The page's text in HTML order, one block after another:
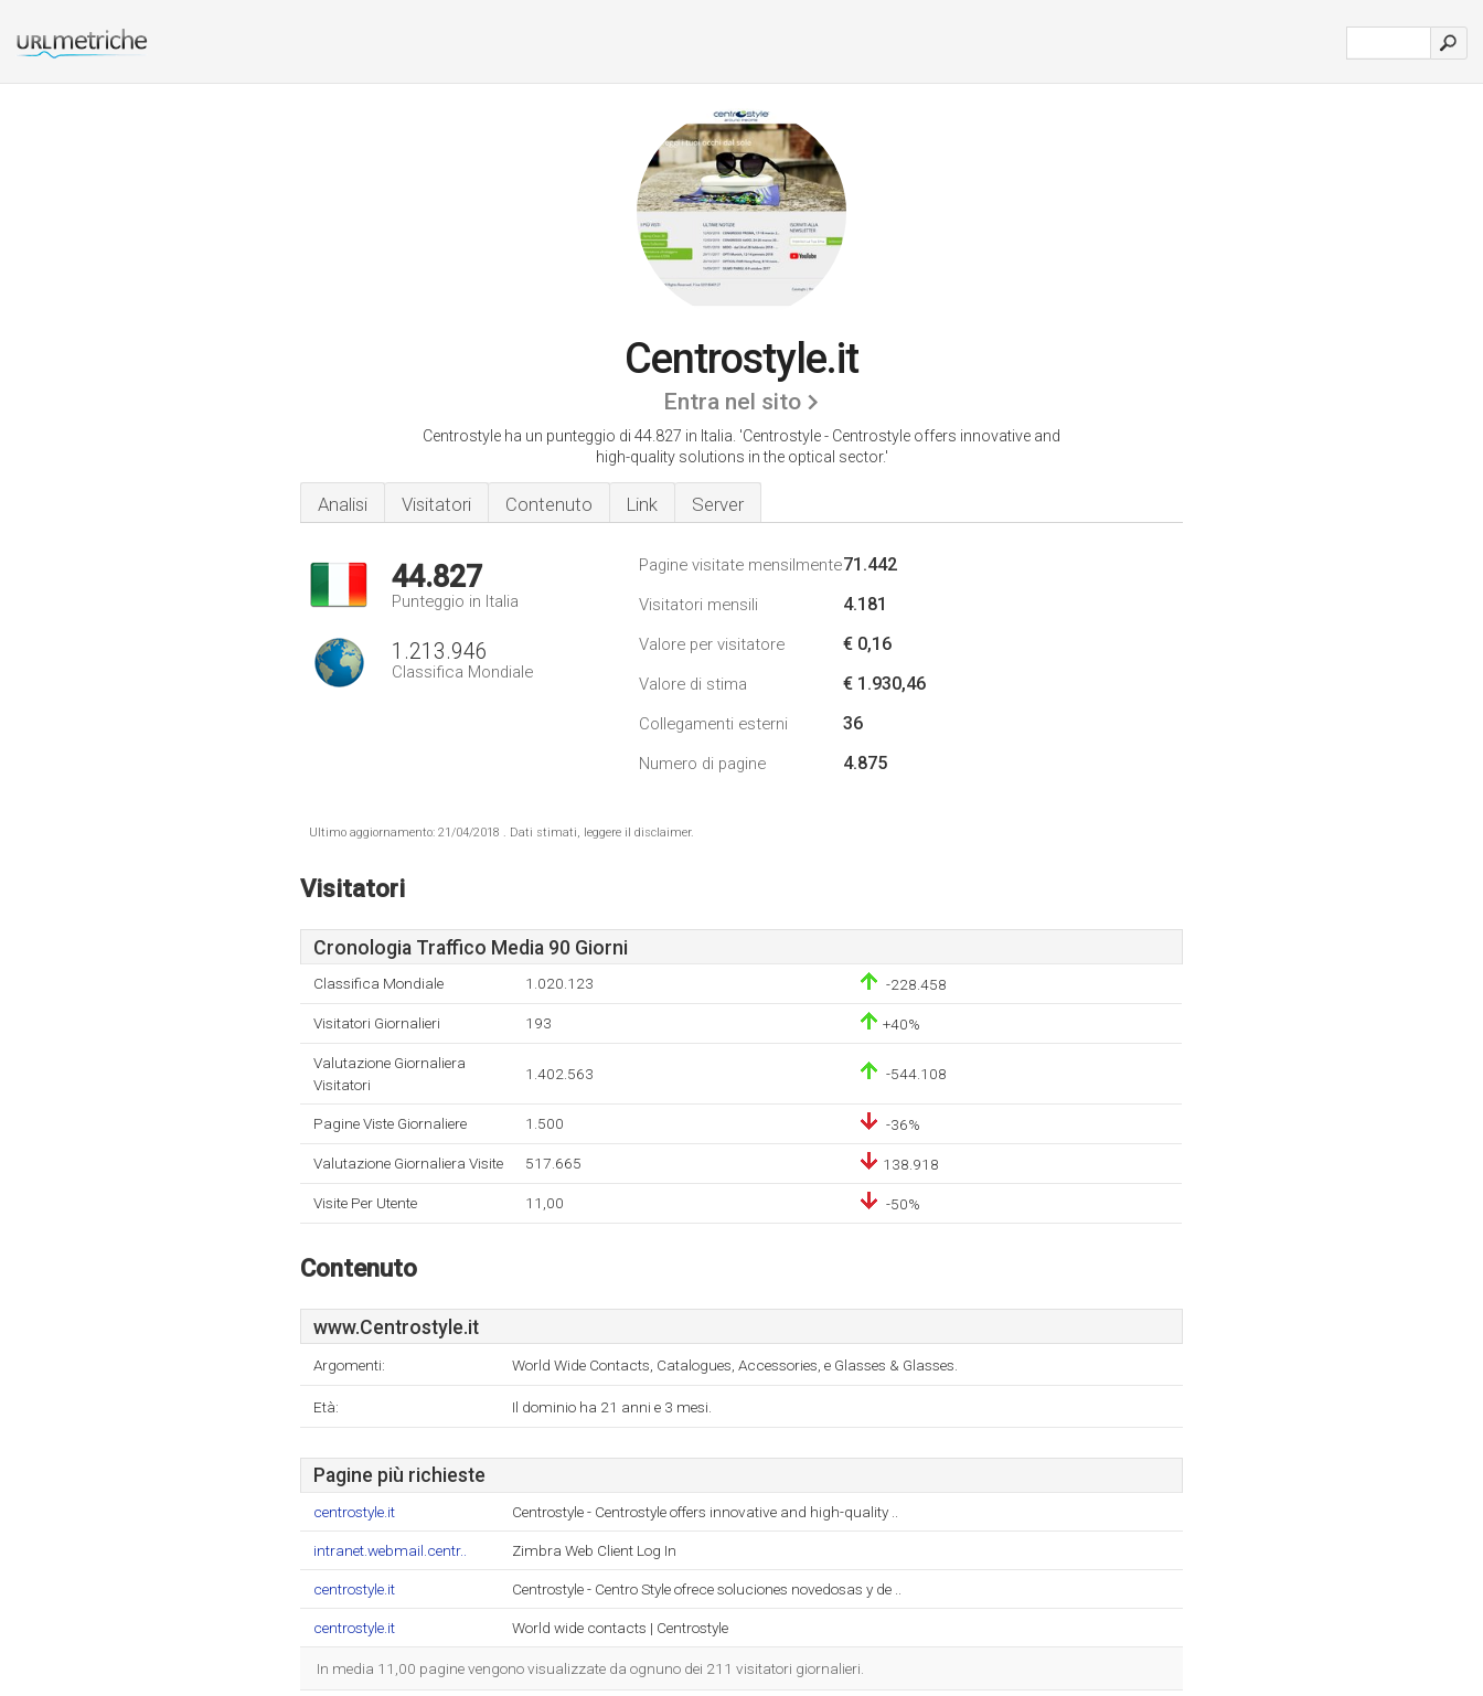
Centrostyle.it
Entra nel sito
Centrostyle ha un punteggio di 44.827 in Italia. 'Centrostyle - Centrostyle offers innovative and
high-quality solutions in the optical sector.'
Analisi Visitatori Contenuto Link Server
44.827
Punteggio in Italia
1.213.946
Classifica Mondiale
Pagine visitate mensilmente71.442
Visitatori mensili 4.181
Valore per visitatore € 0,16
Valore di stima € 1.930,46
Collegamenti esterni 36
Numero di pagine 4.875
Ultimo aggiornamento: 21/04/2018 . Dati stimati, leggere il disclaimer.
Visitatori
Cronologia Traffico Media 90 Giorni
Classifica Mondiale 1.020.123 -228.458
Visitatori Giornalieri 193 +40%
Valutazione Giornaliera
Visitatori
1.402.563 -544.108
Pagine Viste Giornaliere 1.500 -36%
Valutazione Giornaliera Visite 517.665 138.918
Visite Per Utente 11,00 -50%
Contenuto
www.Centrostyle.it
Argomenti: World Wide Contacts, Catalogues, Accessories, e Glasses & Glasses.
Età: Il dominio ha 21 anni e 3 mesi.
Pagine più richieste
centrostyle.it Centrostyle - Centrostyle offers innovative and high-quality ..
intranet.webmail.centr.. Zimbra Web Client Log In
centrostyle.it Centrostyle - Centro Style ofrece soluciones novedosas y de ..
centrostyle.it World wide contacts | Centrostyle
In media 11,00 pagine vengono visualizzate da ognuno dei 211 visitatori giornalieri.